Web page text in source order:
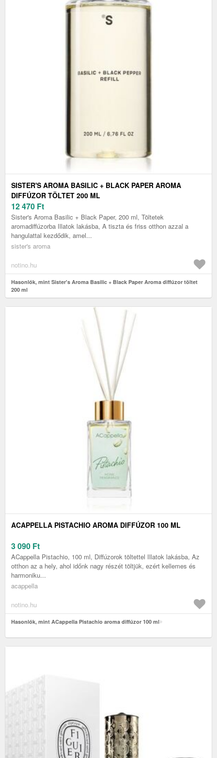
SISTER'S AROMA BASILIC + BLACK PAPER AROMA
DIFFÚZOR TÖLTET 200 ML
12 470 Ft
Sister's Aroma Basilic + Black Paper, 200 ml, Töltetek
aromadiffúzorba Illatok lakásba, A tiszta és friss otthon azzal a
hangulattal kezdődik, amel...
sister's aroma
notino.hu
Hasonlók, mint Sister's Aroma Basilic + Black Paper Aroma diffúzor töltet
200 ml
ACAPPELLA PISTACHIO AROMA DIFFÚZOR 100 ML
3 090 Ft
ACappella Pistachio, 100 ml, Diffúzorok töltettel Illatok lakásba, Az
otthon az a hely, ahol időnk nagy részét töltjük, ezért kellemes és
harmoniku...
acappella
notino.hu
Hasonlók, mint ACappella Pistachio aroma diffúzor 100 ml